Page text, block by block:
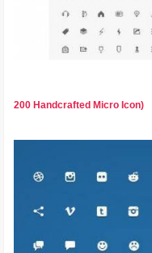
200 Handcrafted Micro Icon)